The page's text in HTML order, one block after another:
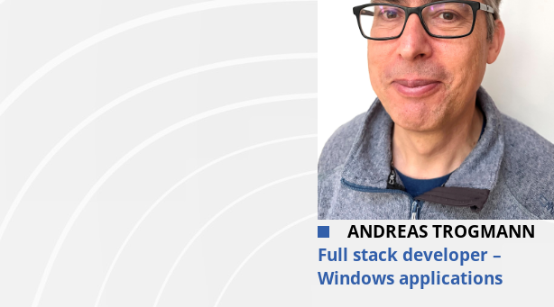
ANDREAS TROGMANN
Full stack developer –
Windows applications